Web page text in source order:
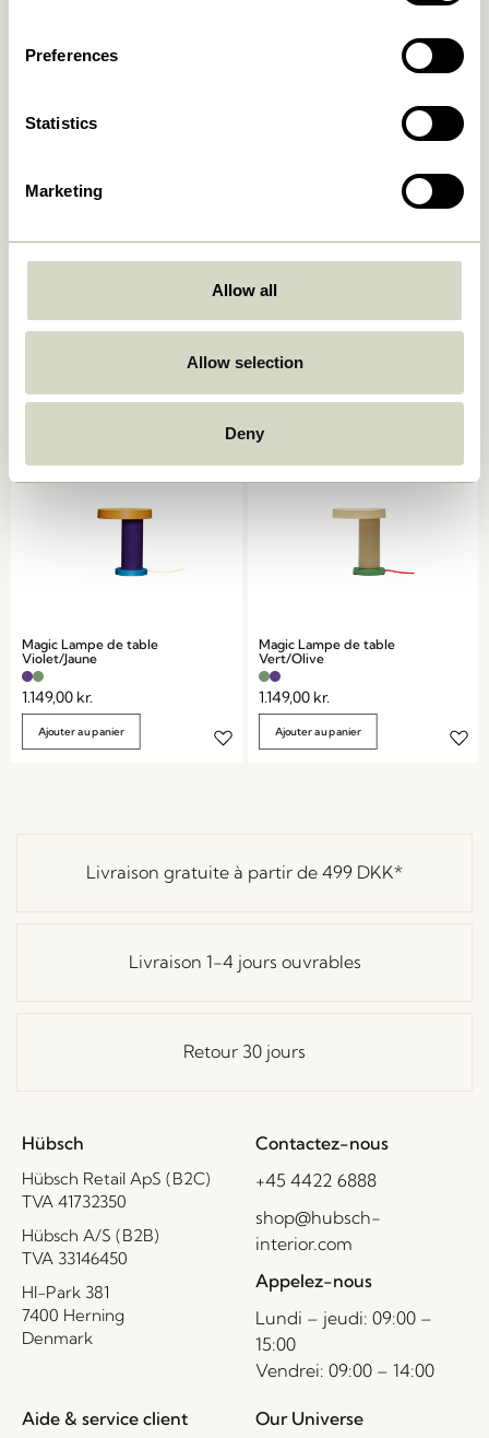
Preferences
Statistics
Marketing
Allow all
Allow selection
Deny
749,00kr.
Sable Clair
Magic Lampe de table
Violet/Jaune
1.149,00 kr.
Ajouter au panier
Magic Lampe de table
Vert/Olive
1.149,00 kr.
Ajouter au panier
Livraison gratuite à partir de 499 DKK*
Livraison 1-4 jours ouvrables
Retour 30 jours
Hübsch
Hübsch Retail ApS (B2C)
TVA 41732350
Hübsch A/S (B2B)
TVA 33146450
HI-Park 381
7400 Herning
Denmark
Contactez-nous
+45 4422 6888
shop@hubsch-
interior.com
Appelez-nous
Lundi – jeudi: 09:00 –
15:00
Vendrei: 09:00 – 14:00
Aide & service client Our Universe